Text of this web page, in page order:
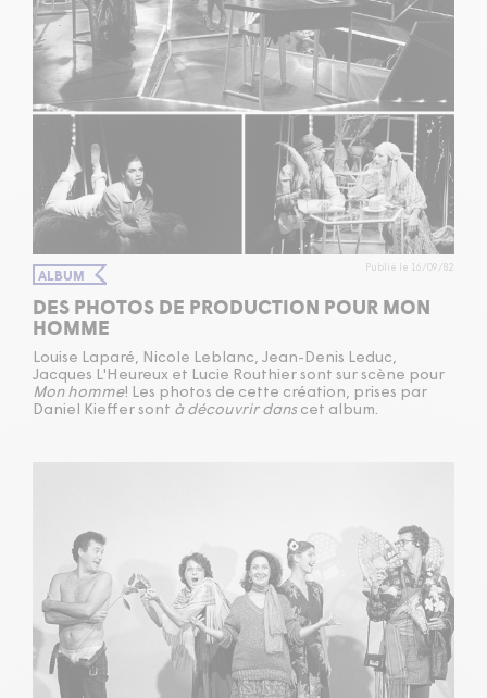
ALBUM Publié le 16/09/82
DES PHOTOS DE PRODUCTION POUR MON
HOMME
Louise Laparé, Nicole Leblanc, Jean-Denis Leduc,
Jacques L'Heureux et Lucie Routhier sont sur scène pour
Mon homme! Les photos de cette création, prises par
Daniel Kieffer sont à découvrir dans cet album.